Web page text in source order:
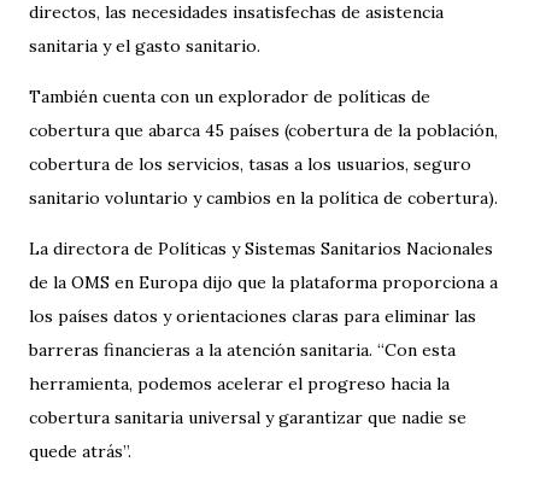
directos, las necesidades insatisfechas de asistencia
sanitaria y el gasto sanitario.
También cuenta con un explorador de políticas de
cobertura que abarca 45 países (cobertura de la población,
cobertura de los servicios, tasas a los usuarios, seguro
sanitario voluntario y cambios en la política de cobertura).
La directora de Políticas y Sistemas Sanitarios Nacionales
de la OMS en Europa dijo que la plataforma proporciona a
los países datos y orientaciones claras para eliminar las
barreras financieras a la atención sanitaria. “Con esta
herramienta, podemos acelerar el progreso hacia la
cobertura sanitaria universal y garantizar que nadie se
quede atrás”.